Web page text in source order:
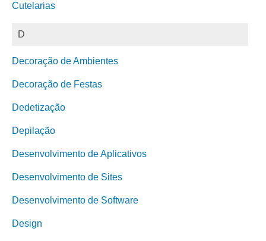
Cutelarias
D
Decoração de Ambientes
Decoração de Festas
Dedetização
Depilação
Desenvolvimento de Aplicativos
Desenvolvimento de Sites
Desenvolvimento de Software
Design